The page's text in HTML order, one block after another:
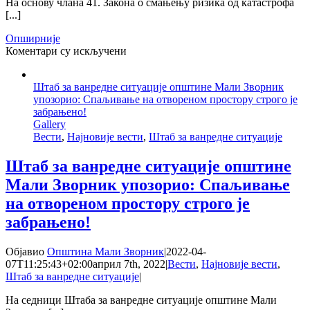
На основу члана 41. Закона о смањењу ризика од катастрофа
[...]
Опширније
Коментари су искључени
за
ванредне
Апел
да
поштују
законске
одредбе
у
настанка
пожара
на
простору
Штаб за ванредне ситуације општине Мали Зворник
упозорио: Спаљивање на отвореном простору строго је
забрањено!
Gallery
Вести, Најновије вести, Штаб за ванредне ситуације
Штаб за ванредне ситуације општине
Мали Зворник упозорио: Спаљивање
на отвореном простору строго је
забрањено!
Објавио Општина Мали Зворник|2022-04-
07T11:25:43+02:00април 7th, 2022|Вести, Најновије вести,
Штаб за ванредне ситуације|
На седници Штаба за ванредне ситуације општине Мали